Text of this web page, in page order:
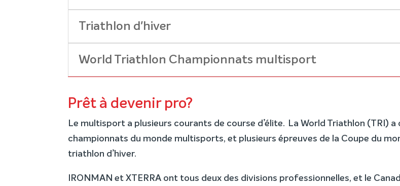
Triathlon d'hiver
World Triathlon Championnats multisport
Prêt à devenir pro?
Le multisport a plusieurs courants de course d’élite. La World Triathlon (TRI) a
championnats du monde multisports, et plusieurs épreuves de la Coupe du
triathlon d’hiver.
IRONMAN et XTERRA ont tous deux des divisions professionnelles, et le